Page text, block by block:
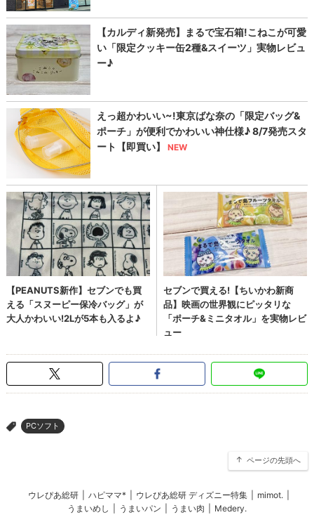
> PCソフト
ページの先頭へ
ウレぴあ総研 ハピママ* ウレぴあ総研 ディズニー特集 mimot.
うまいめし
うまいパン うまい肉 Medery.